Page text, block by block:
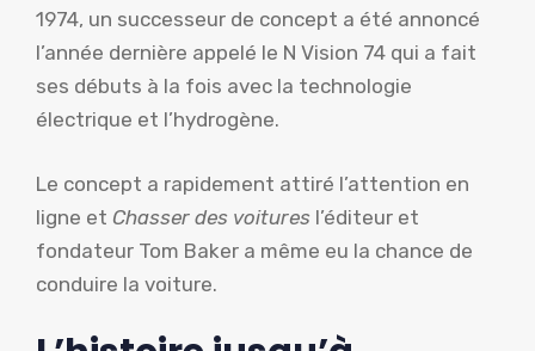
1974, un successeur de concept a été annoncé
l’année dernière appelé le N Vision 74 qui a fait
ses débuts à la fois avec la technologie
électrique et l’hydrogène.
Le concept a rapidement attiré l’attention en
ligne et Chasser des voitures l’éditeur et
fondateur Tom Baker a même eu la chance de
conduire la voiture.